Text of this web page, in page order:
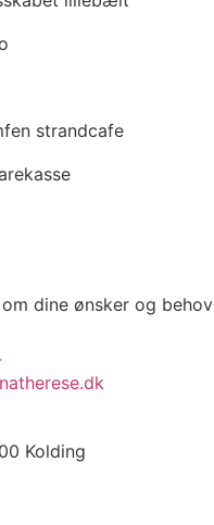
dine ønsker og behov
Kolding